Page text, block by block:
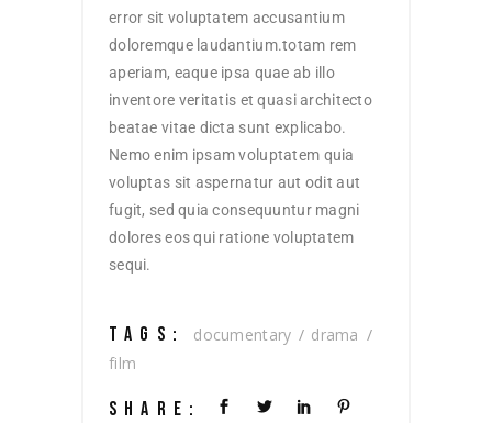
error sit voluptatem accusantium
doloremque laudantium.totam rem
aperiam, eaque ipsa quae ab illo
inventore veritatis et quasi architecto
beatae vitae dicta sunt explicabo.
Nemo enim ipsam voluptatem quia
voluptas sit aspernatur aut odit aut
fugit, sed quia consequuntur magni
dolores eos qui ratione voluptatem
sequi.
TAGS: documentary
drama
film
SHARE: